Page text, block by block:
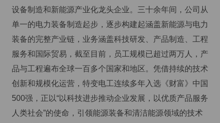
设备制造和新能源产业化龙头企业。三十余年间，公司从
单一的电力装备制造起步，逐步构建起涵盖新能源与电力
装备的完整产业链，业务涵盖科技研发、产品制造、工程
服务和国际贸易，截至目前，员工规模已超过两万人，产
品与工程遍布全球一百多个国家和地区。凭借持续的技术
创新和规模化运营，特变电工连续多年入选《财富》中国
500强，正以“以科技进步推动企业发展，以优质产品服务
人类社会”的使命，引领能源装备和清洁能源领域的技术